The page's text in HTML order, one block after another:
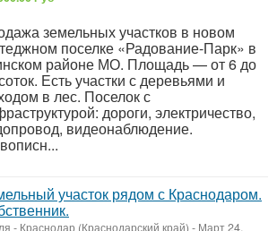
земельных участков в новом
поселке «Радование-Парк» в
районе МО. Площадь — от 6 до
Есть участки с деревьями и
в лес. Поселок с
дороги, электричество,
видеонаблюдение.
участок рядом с Краснодаром.
- Краснодар (Краснодарский край) - Март 24,